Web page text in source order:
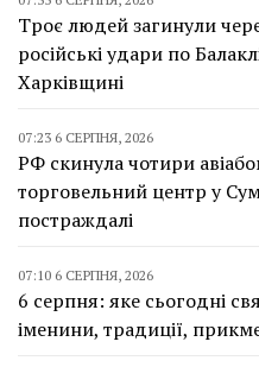
Троє людей загинули
російські удари по
Харківщині
07:23 6 СЕРПНЯ, 2026
РФ скинула чотири
торговельний центр у
постраждалі
07:10 6 СЕРПНЯ, 2026
6 серпня: яке сьогодні
іменини, традиції,